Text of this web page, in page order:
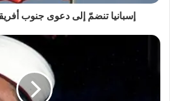
إسبانيا تنضمّ إلى دعوى جنوب